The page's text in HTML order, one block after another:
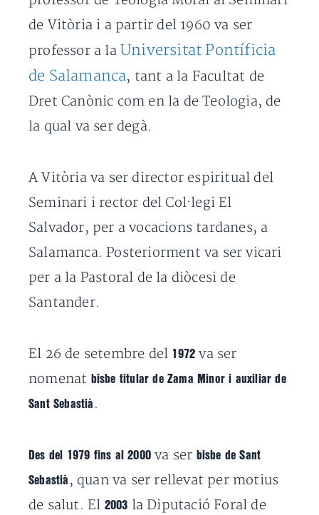
de Vitòria i a partir del 1960 va ser
professor a la Universitat Pontíficia
de Salamanca, tant a la Facultat de
Dret Canònic com en la de Teologia, de
la qual va ser degà.
A Vitòria va ser director espiritual del
Seminari i rector del Col·legi El
Salvador, per a vocacions tardanes, a
Salamanca. Posteriorment va ser vicari
per a la Pastoral de la diòcesi de
Santander.
El 26 de setembre del 1972 va ser
nomenat bisbe titular de Zama Minor i auxiliar de
Sant Sebastià .
Des del 1979 fins al 2000 va ser bisbe de Sant
Sebastià , quan va ser rellevat per motius
de salut. El 2003 la Diputació Foral de